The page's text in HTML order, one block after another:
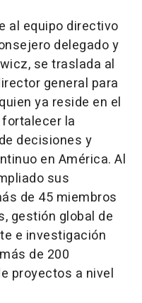
al equipo directivo
delegado y
se traslada al
general para
ya reside en el
la
decisiones y
en América. Al
sus
de 45 miembros
gestión global de
e investigación
de 200
proyectos a nivel